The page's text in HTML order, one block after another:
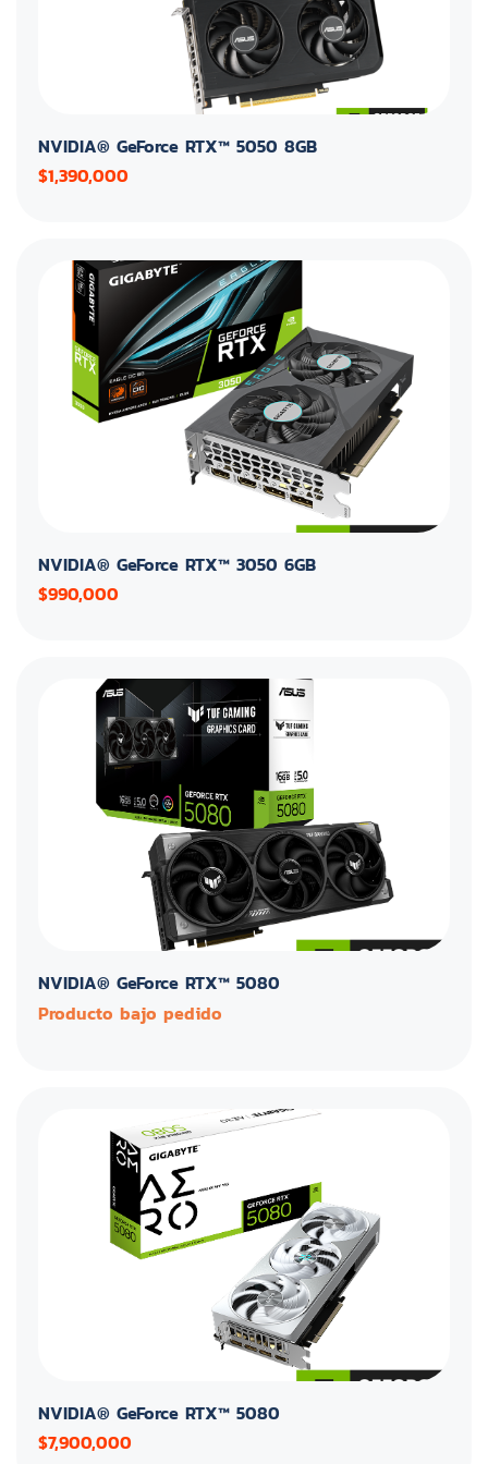
NVIDIA® GeForce RTX™ 5050 8GB
$1,390,000
NVIDIA® GeForce RTX™ 3050 6GB
$990,000
NVIDIA® GeForce RTX™ 5080
Producto bajo pedido
NVIDIA® GeForce RTX™ 5080
$7,900,000